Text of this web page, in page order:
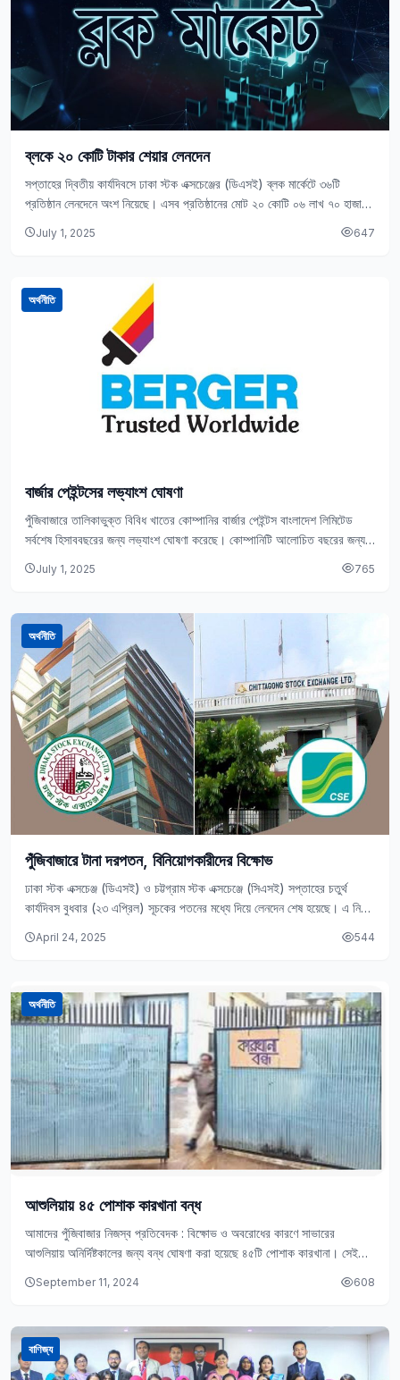
ব্লকে ২০ কোটি টাকার শেয়ার লেনদেন
সপ্তাহের দ্বিতীয় কার্যদিবসে ঢাকা স্টক এক্সচেঞ্জের (ডিএসই) ব্লক মার্কেটে ৩৬টি
প্রতিষ্ঠান লেনদেনে অংশ নিয়েছে। এসব প্রতিষ্ঠানের মোট ২০ কোটি ০৬ লাখ ৭০ হাজার
July 1, 2025 647
অর্থনীতি
বার্জার পেইন্টসের লভ্যাংশ ঘোষণা
পুঁজিবাজারে তালিকাভুক্ত বিবিধ খাতের কোম্পানির বার্জার পেইন্টস বাংলাদেশ লিমিটেড
সর্বশেষ হিসাববছরের জন্য লভ্যাংশ ঘোষণা করেছে। কোম্পানিটি আলোচিত বছরের জন্য
July 1, 2025 765
অর্থনীতি
পুঁজিবাজারে টানা দরপতন, বিনিয়োগকারীদের বিক্ষোভ
ঢাকা স্টক এক্সচেঞ্জ (ডিএসই) ও চট্টগ্রাম স্টক এক্সচেঞ্জে (সিএসই) সপ্তাহের চতুর্থ
কার্যদিবস বুধবার (২৩ এপ্রিল) সূচকের পতনের মধ্যে দিয়ে লেনদেন শেষ হয়েছে। এ নিয়ে
April 24, 2025 544
অর্থনীতি
আশুলিয়ায় ৪৫ পোশাক কারখানা বন্ধ
আমাদের পুঁজিবাজার নিজস্ব প্রতিবেদক : বিক্ষোভ ও অবরোধের কারণে সাভারের
আশুলিয়ায় অনির্দিষ্টকালের জন্য বন্ধ ঘোষণা করা হয়েছে ৪৫টি পোশাক কারখানা। সেই
September 11, 2024 608
বাণিজ্য